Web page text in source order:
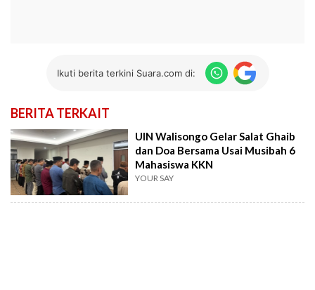
Ikuti berita terkini Suara.com di:
BERITA TERKAIT
UIN Walisongo Gelar Salat Ghaib
dan Doa Bersama Usai Musibah 6
Mahasiswa KKN
YOUR SAY